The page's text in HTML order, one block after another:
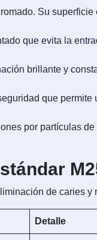
Su
que evita la
brillante y
que
por partículas
de caries y
Detalle